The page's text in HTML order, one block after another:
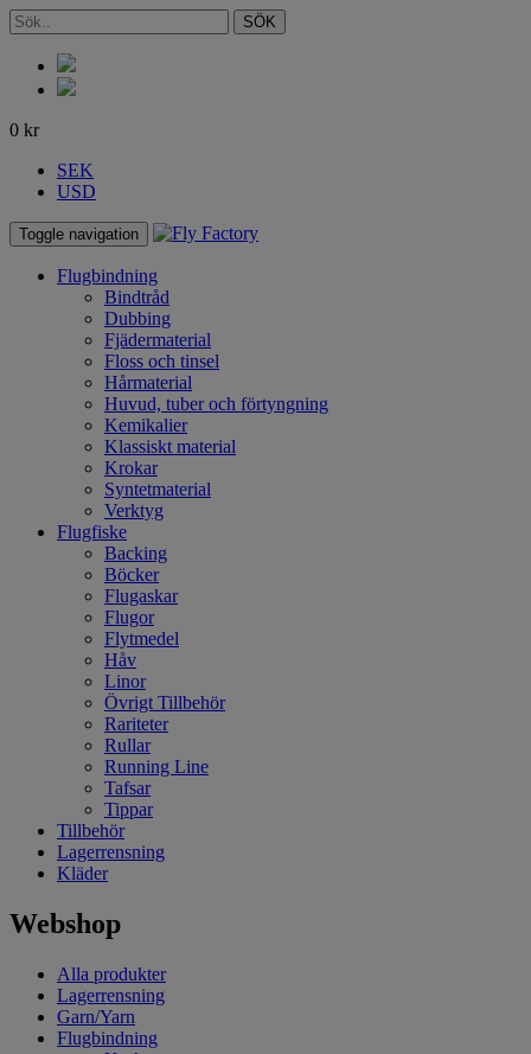
SÖK
0 kr
SEK
USD
Toggle navigation
Flugbindning
Bindtråd
Dubbing
Fjädermaterial
Floss och tinsel
Hårmaterial
Huvud, tuber och förtyngning
Kemikalier
Klassiskt material
Krokar
Syntetmaterial
Verktyg
Flugfiske
Backing
Böcker
Flugaskar
Flugor
Flytmedel
Håv
Linor
Övrigt Tillbehör
Rariteter
Rullar
Running Line
Tafsar
Tippar
Tillbehör
Lagerrensning
Kläder
Webshop
Alla produkter
Lagerrensning
Garn/Yarn
Flugbindning